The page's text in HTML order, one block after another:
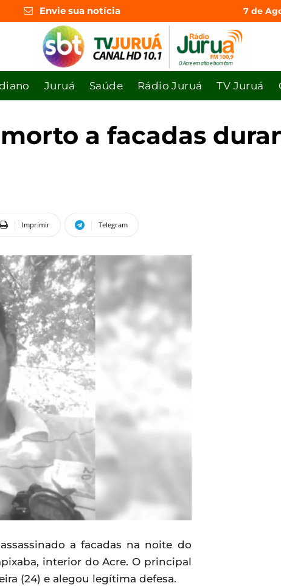
Envie sua notícia 7 de
Juruá Saúde Rádio Juruá TV Juruá
a facadas
Imprimir Telegram
a facadas na noite do
interior do Acre. O principal
(24) e alegou legítima defesa.